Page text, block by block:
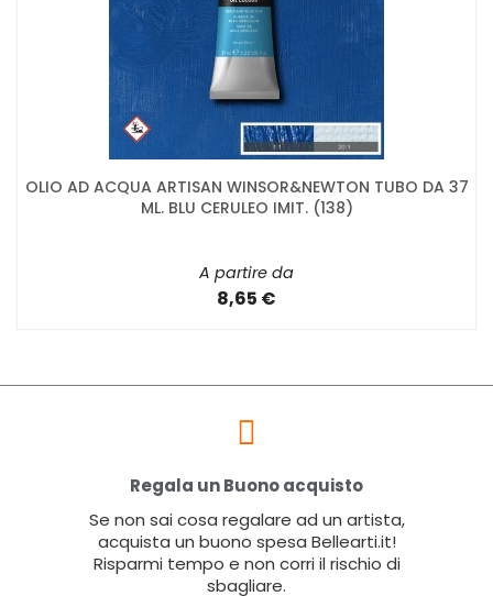
OLIO AD ACQUA ARTISAN WINSOR&NEWTON TUBO DA 37
ML. BLU CERULEO IMIT. (138)
A partire da
8,65 €
Regala un Buono acquisto
Se non sai cosa regalare ad un artista,
acquista un buono spesa Bellearti.it!
Risparmi tempo e non corri il rischio di
sbagliare.